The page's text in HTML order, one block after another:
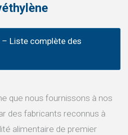
– Liste complète des
que nous fournissons à nos
des fabricants reconnus à
alimentaire de premier